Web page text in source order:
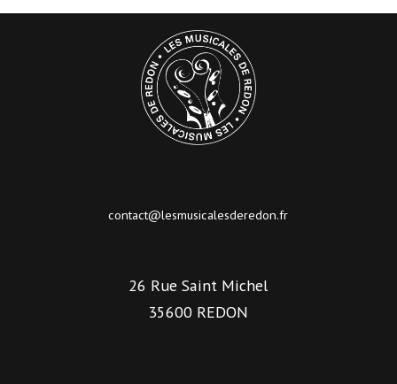
contact@lesmusicalesderedon.fr
26 Rue Saint Michel
35600 REDON